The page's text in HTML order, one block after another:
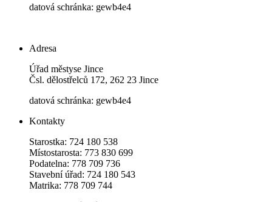
datová schránka: gewb4e4
Adresa
Úřad městyse Jince
Čsl. dělostřelců 172, 262 23 Jince
datová schránka: gewb4e4
Kontakty
Starostka: 724 180 538
Místostarosta: 773 830 699
Podatelna: 778 709 736
Stavební úřad: 724 180 543
Matrika: 778 709 744